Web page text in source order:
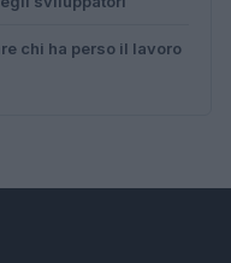
chi ha perso il lavoro